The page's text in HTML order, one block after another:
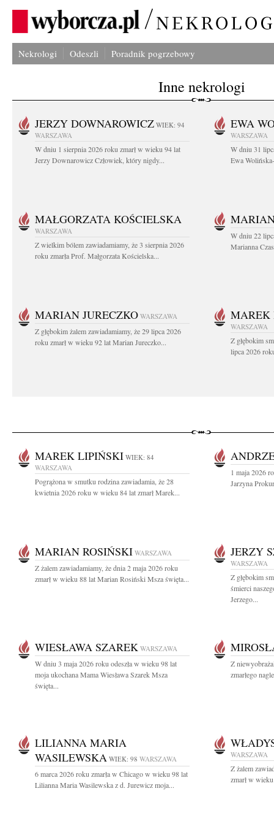
Nekrologi Odeszli Poradnik pogrzebowy
Inne nekrologi
JERZY DOWNAROWICZ WIEK: 94
WARSZAWA
W dniu 1 sierpnia 2026 roku zmarł w wieku 94 lat
Jerzy Downarowicz Człowiek, który nigdy...
EWA
WARSZAWA
W dniu 31
Ewa
MAŁGORZATA KOŚCIELSKA
WARSZAWA
Z wielkim bólem zawiadamiamy, że 3 sierpnia 2026
roku zmarła Prof. Małgorzata Kościelska...
W dniu 22
Marianna
MARIAN JURECZKO WARSZAWA
Z głębokim żalem zawiadamiamy, że 29 lipca 2026
roku zmarł w wieku 92 lat Marian Jureczko...
MAREK
WARSZAWA
Z głębokim
lipca 2026
MAREK LIPIŃSKI WIEK: 84
WARSZAWA
Pogrążona w smutku rodzina zawiadamia, że 28
kwietnia 2026 roku w wieku 84 lat zmarł Marek...
1 maja 2026
Jarzyna
MARIAN ROSIŃSKI WARSZAWA
Z żalem zawiadamiamy, że dnia 2 maja 2026 roku
zmarł w wieku 88 lat Marian Rosiński Msza święta...
JERZY
WARSZAWA
Z głębokim
śmierci
Jerzego...
WIESŁAWA SZAREK WARSZAWA
W dniu 3 maja 2026 roku odeszła w wieku 98 lat
moja ukochana Mama Wiesława Szarek Msza
święta...
Z
zmarłego
LILIANNA MARIA
WASILEWSKA WIEK: 98 WARSZAWA
6 marca 2026 roku zmarła w Chicago w wieku 98 lat
Lilianna Maria Wasilewska z d. Jurewicz moja...
WARSZAWA
Z żalem
zmarł w